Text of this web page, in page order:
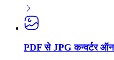
PDF से JPG कन्वर्टर